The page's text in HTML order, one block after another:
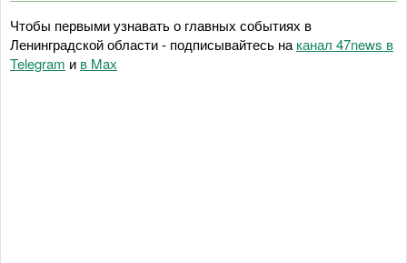
Чтобы первыми узнавать о главных событиях в
Ленинградской области - подписывайтесь на канал 47news в
Telegram и в Maх